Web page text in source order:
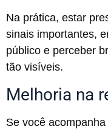
Na prática, estar
sinais importantes,
público e perceber
tão visíveis.
Melhoria na
Se você